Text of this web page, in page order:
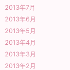
2013年7月
2013年6月
2013年5月
2013年4月
2013年3月
2013年2月